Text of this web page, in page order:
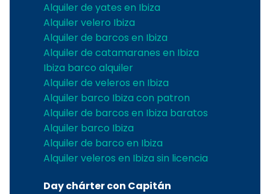
Alquiler de yates en Ibiza
Alquiler velero Ibiza
Alquiler de barcos en Ibiza
Alquiler de catamaranes en Ibiza
Ibiza barco alquiler
Alquiler de veleros en Ibiza
Alquiler barco Ibiza con patron
Alquiler de barcos en Ibiza baratos
Alquiler barco Ibiza
Alquiler de barco en Ibiza
Alquiler veleros en Ibiza sin licencia
Day chárter con Capitán